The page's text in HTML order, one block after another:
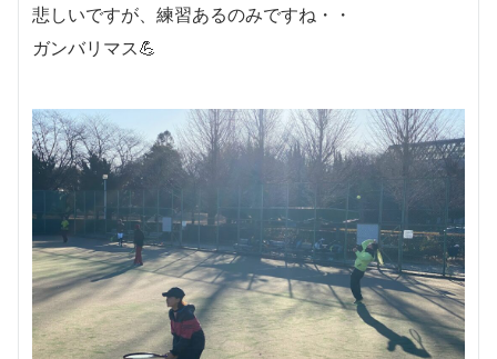
悲しいですが、練習あるのみですね・・
ガンバリマス💪